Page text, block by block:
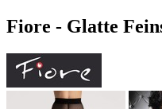
Fiore - Glatte